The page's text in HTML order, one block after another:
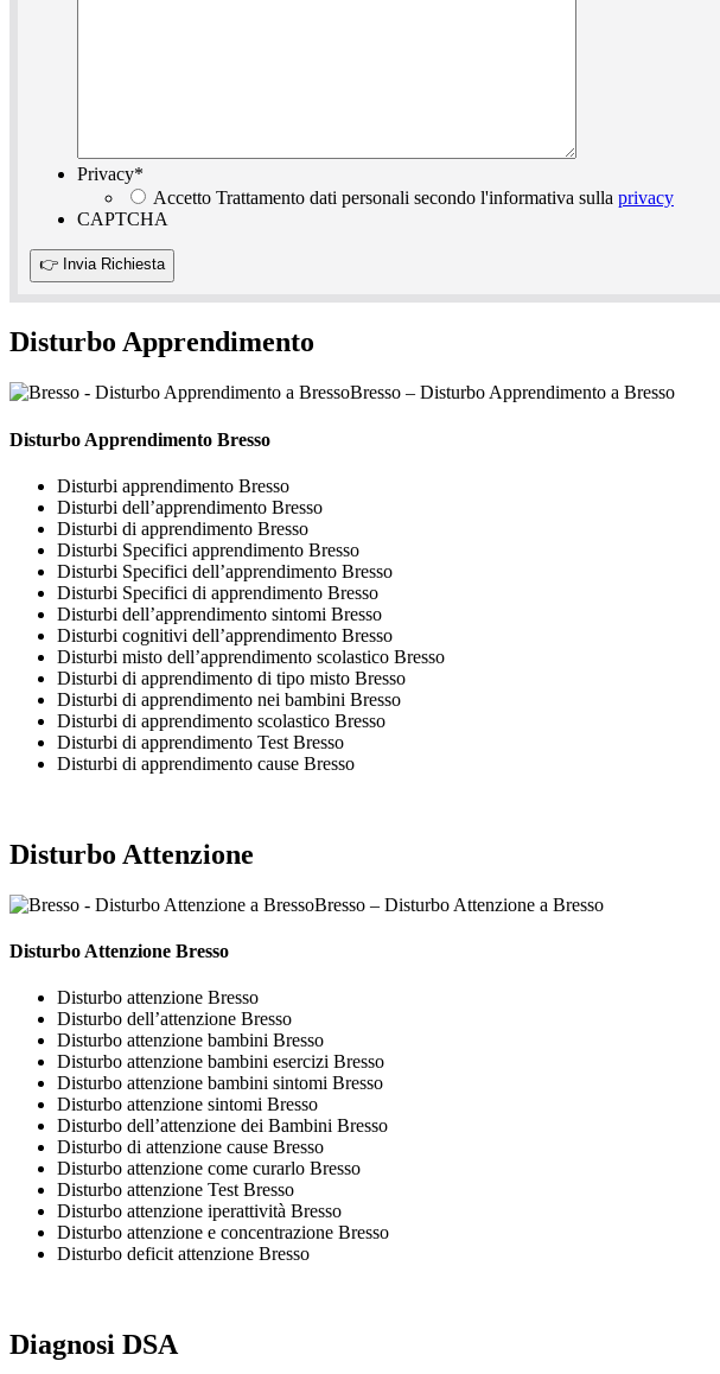
Privacy*
Accetto Trattamento dati personali secondo l'informativa sulla privacy
CAPTCHA
Disturbo Apprendimento
Bresso – Disturbo Apprendimento a Bresso
Disturbo Apprendimento Bresso
Disturbi apprendimento Bresso
Disturbi dell’apprendimento Bresso
Disturbi di apprendimento Bresso
Disturbi Specifici apprendimento Bresso
Disturbi Specifici dell’apprendimento Bresso
Disturbi Specifici di apprendimento Bresso
Disturbi dell’apprendimento sintomi Bresso
Disturbi cognitivi dell’apprendimento Bresso
Disturbi misto dell’apprendimento scolastico Bresso
Disturbi di apprendimento di tipo misto Bresso
Disturbi di apprendimento nei bambini Bresso
Disturbi di apprendimento scolastico Bresso
Disturbi di apprendimento Test Bresso
Disturbi di apprendimento cause Bresso
Disturbo Attenzione
Bresso – Disturbo Attenzione a Bresso
Disturbo Attenzione Bresso
Disturbo attenzione Bresso
Disturbo dell’attenzione Bresso
Disturbo attenzione bambini Bresso
Disturbo attenzione bambini esercizi Bresso
Disturbo attenzione bambini sintomi Bresso
Disturbo attenzione sintomi Bresso
Disturbo dell’attenzione dei Bambini Bresso
Disturbo di attenzione cause Bresso
Disturbo attenzione come curarlo Bresso
Disturbo attenzione Test Bresso
Disturbo attenzione iperattività Bresso
Disturbo attenzione e concentrazione Bresso
Disturbo deficit attenzione Bresso
Diagnosi DSA